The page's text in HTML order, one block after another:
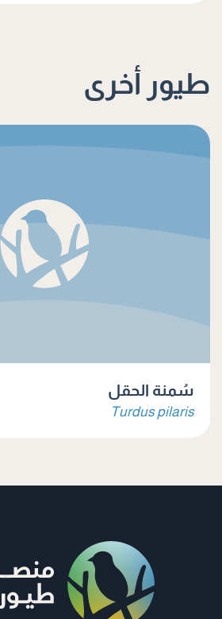
طيور أخرى
سُمنة الحقل
Turdus pilaris